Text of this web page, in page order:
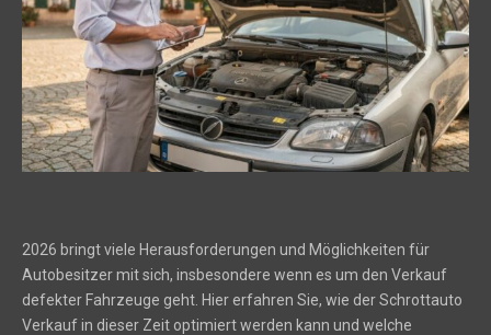
2026 bringt viele Herausforderungen und Möglichkeiten für
Autobesitzer mit sich, insbesondere wenn es um den Verkauf
defekter Fahrzeuge geht. Hier erfahren Sie, wie der Schrottauto
Verkauf in dieser Zeit optimiert werden kann und welche